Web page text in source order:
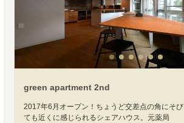
green apartment 2nd
2017年6月オープン！ちょうど交差点の角にそ
ても近くに感じられるシェアハウス。元薬局